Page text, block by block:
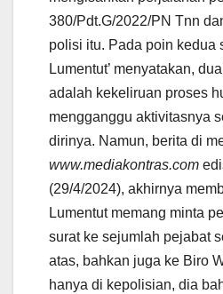
380/Pdt.G/2022/PN Tnn
polisi itu. Pada poin kedua
Lumentut’ menyatakan,
adalah kekeliruan proses
mengganggu aktivitasnya
dirinya. Namun, berita di
www.mediakontras.com
(29/4/2024), akhirnya
Lumentut memang minta
surat ke sejumlah pejabat
atas, bahkan juga ke Biro
hanya di kepolisian, dia